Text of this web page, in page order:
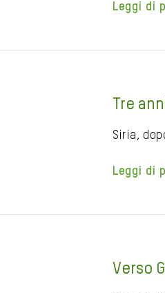
Leggi di
Tre
Siria,
Leggi di
Verso